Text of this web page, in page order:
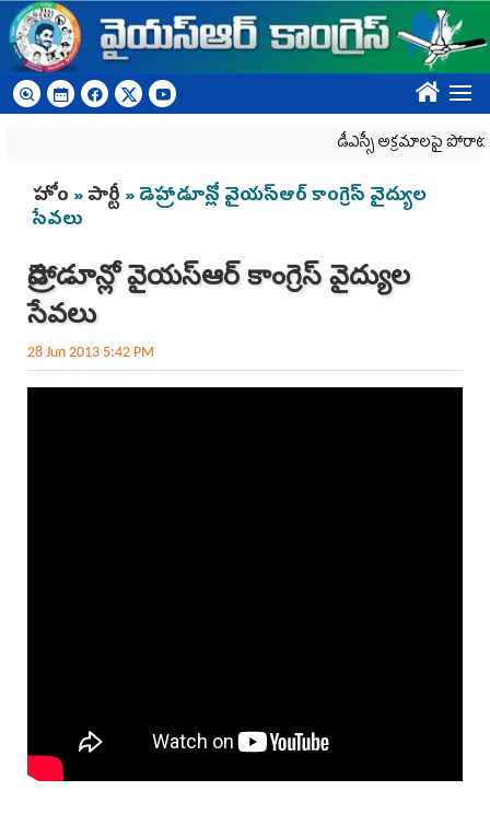
Skip to main content
????
డీఎస్సీ అక్రమాలపై
You are here
హోం »పార్టీ » డెహ్రాడూన్లో వైయస్ఆర్ కాంగ్రెస్ వైద్యుల
సేవలు
డెహ్రాడూన్లో వైయస్ఆర్ కాంగ్రెస్ వైద్యుల
సేవలు
28 Jun 2013 5:42 PM